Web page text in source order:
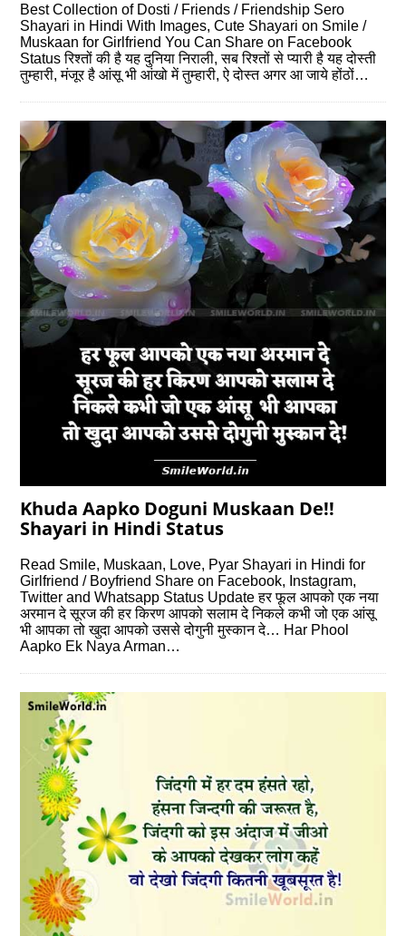
Best Collection of Dosti / Friends / Friendship Sero
Shayari in Hindi With Images, Cute Shayari on Smile /
Muskaan for Girlfriend You Can Share on Facebook
Status रिश्तों की है यह दुनिया निराली, सब रिश्तों से प्यारी है यह दोस्ती
तुम्हारी, मंजूर है आंसू भी आंखो में तुम्हारी, ऐ दोस्त अगर आ जाये होंठों…
Khuda Aapko Doguni Muskaan De!!
Shayari in Hindi Status
Read Smile, Muskaan, Love, Pyar Shayari in Hindi for
Girlfriend / Boyfriend Share on Facebook, Instagram,
Twitter and Whatsapp Status Update हर फूल आपको एक नया
अरमान दे सूरज की हर किरण आपको सलाम दे निकले कभी जो एक आंसू
भी आपका तो खुदा आपको उससे दोगुनी मुस्कान दे… Har Phool
Aapko Ek Naya Arman…